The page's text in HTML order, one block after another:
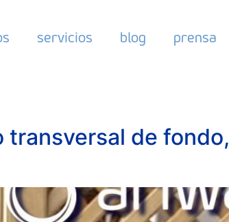
servicios blog prensa
transversal de